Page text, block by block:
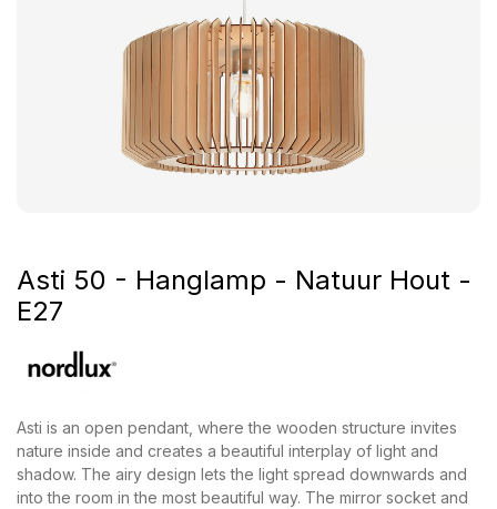
Asti 50 - Hanglamp - Natuur Hout -
E27
Asti is an open pendant, where the wooden structure invites
nature inside and creates a beautiful interplay of light and
shadow. The airy design lets the light spread downwards and
into the room in the most beautiful way. The mirror socket and